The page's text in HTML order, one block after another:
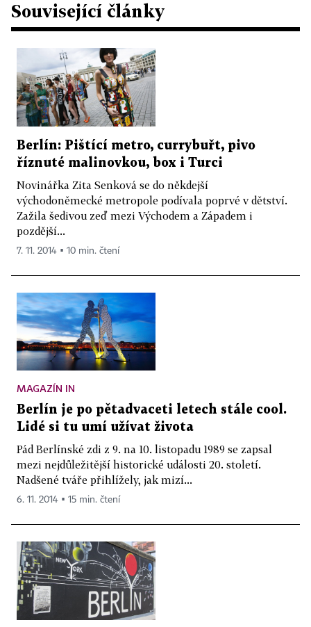
Související články
Berlín: Pištící metro, currybuřt, pivo
říznuté malinovkou, box i Turci
Novinářka Zita Senková se do někdejší
východoněmecké metropole podívala poprvé v dětství.
Zažila šedivou zeď mezi Východem a Západem i
pozdější...
7. 11. 2014 ▪ 10 min. čtení
MAGAZÍN IN
Berlín je po pětadvaceti letech stále cool.
Lidé si tu umí užívat života
Pád Berlínské zdi z 9. na 10. listopadu 1989 se zapsal
mezi nejdůležitější historické události 20. století.
Nadšené tváře přihlížely, jak mizí...
6. 11. 2014 ▪ 15 min. čtení